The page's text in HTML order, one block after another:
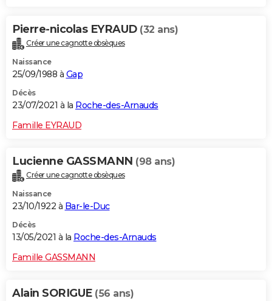
Pierre-nicolas EYRAUD (32 ans)
Créer une cagnotte obsèques
Naissance
25/09/1988 à Gap
Décès
23/07/2021 à la Roche-des-Arnauds
Famille EYRAUD
Lucienne GASSMANN (98 ans)
Créer une cagnotte obsèques
Naissance
23/10/1922 à Bar-le-Duc
Décès
13/05/2021 à la Roche-des-Arnauds
Famille GASSMANN
Alain SORIGUE (56 ans)